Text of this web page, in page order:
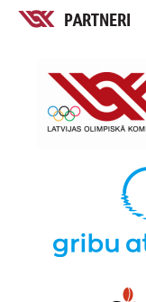
PARTNERI